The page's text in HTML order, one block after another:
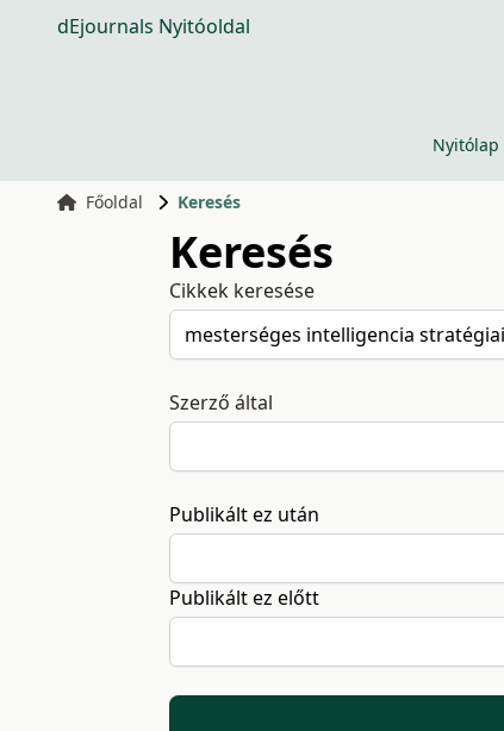
dEjournals Nyitóoldal
Nyitólap
Főoldal Keresés
Keresés
Cikkek keresése
Szerző által
Publikált ez után
Publikált ez előtt